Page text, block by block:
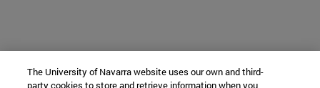
The University of Navarra website uses our own and third-
party cookies to store and retrieve information when you